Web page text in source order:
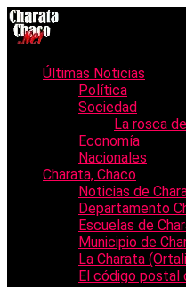
Últimas Noticias
Política
Sociedad
La rosca
Economía
Nacionales
Charata, Chaco
Noticias de
Departamento
Escuelas de
Municipio de
La Charata
El código postal